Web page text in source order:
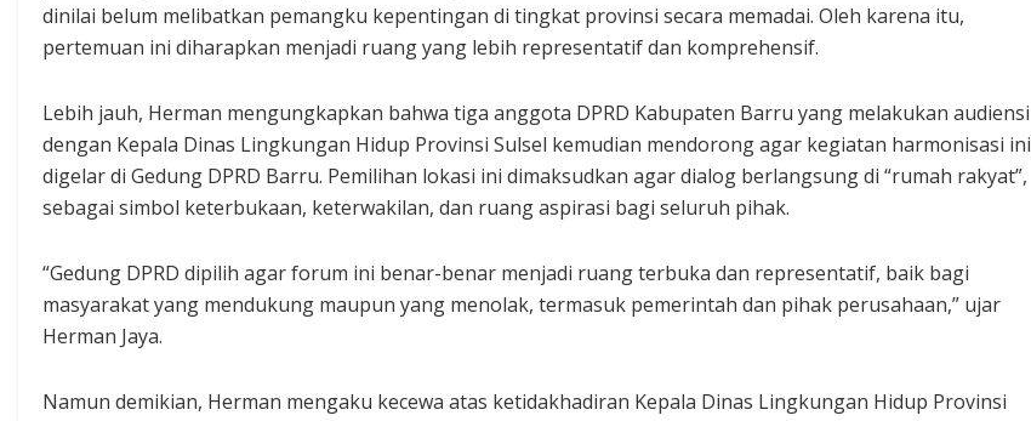
dinilai belum melibatkan pemangku kepentingan di tingkat provinsi secara memadai. Oleh karena itu,
pertemuan ini diharapkan menjadi ruang yang lebih representatif dan komprehensif.
Lebih jauh, Herman mengungkapkan bahwa tiga anggota DPRD Kabupaten Barru yang melakukan audiensi
dengan Kepala Dinas Lingkungan Hidup Provinsi Sulsel kemudian mendorong agar kegiatan harmonisasi ini
digelar di Gedung DPRD Barru. Pemilihan lokasi ini dimaksudkan agar dialog berlangsung di “rumah rakyat”,
sebagai simbol keterbukaan, keterwakilan, dan ruang aspirasi bagi seluruh pihak.
“Gedung DPRD dipilih agar forum ini benar-benar menjadi ruang terbuka dan representatif, baik bagi
masyarakat yang mendukung maupun yang menolak, termasuk pemerintah dan pihak perusahaan,” ujar
Herman Jaya.
Namun demikian, Herman mengaku kecewa atas ketidakhadiran Kepala Dinas Lingkungan Hidup Provinsi